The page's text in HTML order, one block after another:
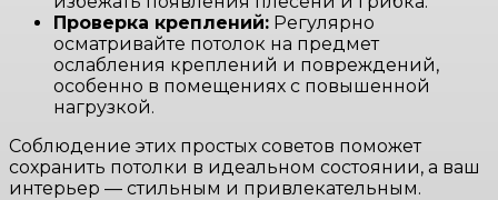
Проверка креплений: Регулярно
осматривайте потолок на предмет
ослабления креплений и повреждений,
особенно в помещениях с повышенной
нагрузкой.
Соблюдение этих простых советов поможет
сохранить потолки в идеальном состоянии, а ваш
интерьер — стильным и привлекательным.